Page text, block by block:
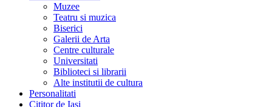
Muzee
Teatru si muzica
Biserici
Galerii de Arta
Centre culturale
Universitati
Biblioteci si librarii
Alte institutii de cultura
Personalitati
Cititor de Iasi